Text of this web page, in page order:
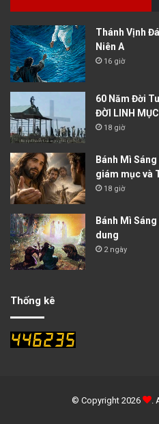
Thánh Vịnh
Niên A
16 giờ
60 Năm Đời
ĐỜI LINH
18 giờ
Bánh Mì
giám mục và
18 giờ
Bánh Mì
dung
2 ngày
Thống kê
© Copyright 2026 .